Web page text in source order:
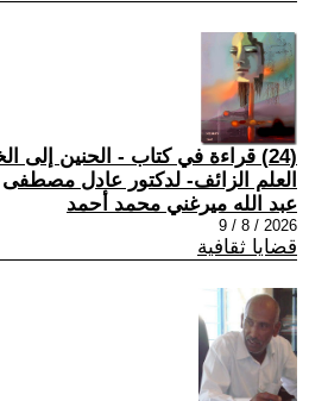
(24) قراءة في كتاب - الحنين إلى
العلم الزائف- لدكتور عادل مصطفى
عبد الله ميرغني محمد أحمد
2026 / 8 / 9
قضايا ثقافية